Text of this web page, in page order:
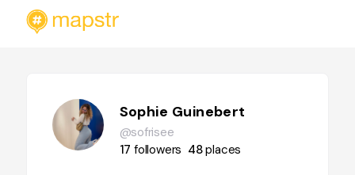
Sophie Guinebert
@sofrisee
17 followers 48places